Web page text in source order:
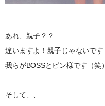
あれ、親子？？
違いますよ！親子じゃないです
我らがBOSSとピン様です（笑）
そして、、